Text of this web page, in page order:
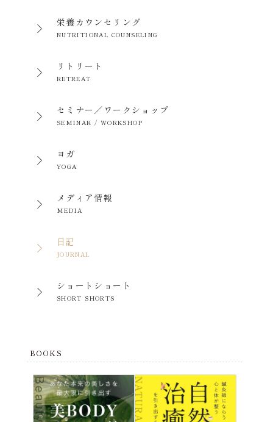
栄養カウンセリング
NUTRITIONAL COUNSELING
リトリート
RETREAT
セミナー／ワークショップ
SEMINAR / WORKSHOP
ヨガ
YOGA
メディア情報
MEDIA
日記
JOURNAL
ショートショート
SHORT SHORTS
BOOKS